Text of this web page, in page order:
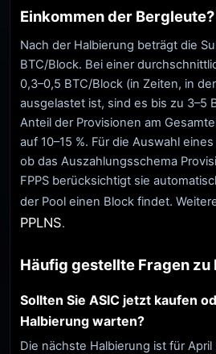
Einkommen der Bergleute?
Nach der Halbierung beträgt die
BTC/Block. Bei einer
0,3–0,5 BTC/Block (in Zeiten, in
ausgelastet ist, sind es bis zu 3–5
Anteil der Provisionen am
auf 10–15 %. Für die Auswahl
ob das Auszahlungsschema
FPPS berücksichtigt sie
der Pool einen Block findet.
PPLNS.
Häufig gestellte Fragen
Sollten Sie ASIC jetzt kaufen
Halbierung warten?
Die nächste Halbierung ist für